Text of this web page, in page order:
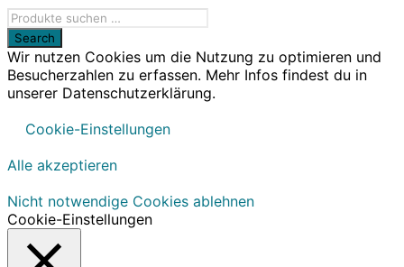
Wir nutzen Cookies um die Nutzung zu optimieren und
Besucherzahlen zu erfassen. Mehr Infos findest du in
unserer Datenschutzerklärung.
Cookie-Einstellungen
Alle akzeptieren
Nicht notwendige Cookies ablehnen
Cookie-Einstellungen